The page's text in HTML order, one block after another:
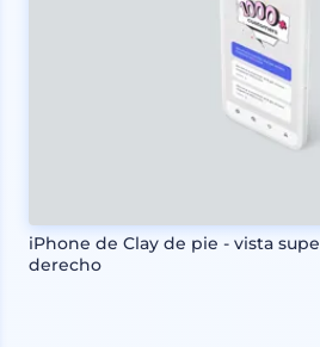
iPhone de Clay de pie - vista
derecho